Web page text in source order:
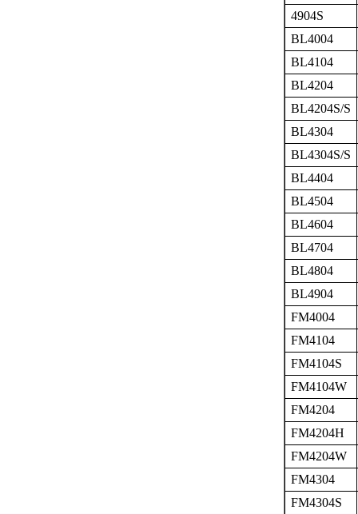
4904S
BL4004
BL4104
BL4204
BL4204S/S
BL4304
BL4304S/S
BL4404
BL4504
BL4604
BL4704
BL4804
BL4904
FM4004
FM4104
FM4104S
FM4104W
FM4204
FM4204H
FM4204W
FM4304
FM4304S